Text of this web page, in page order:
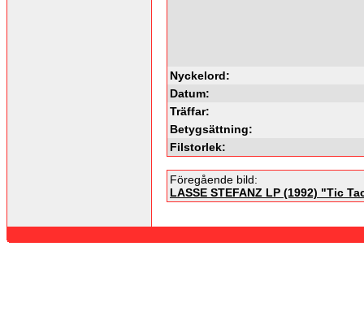
Nyckelord:
Datum:
Träffar:
Betygsättning:
Filstorlek:
Föregående bild:
LASSE STEFANZ LP (1992) "Tic